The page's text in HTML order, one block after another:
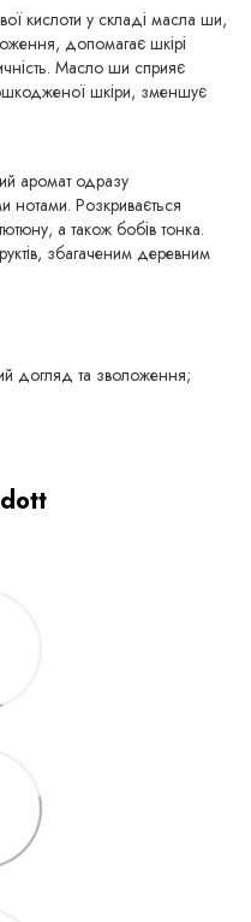
кислоти у складі масла ши,
допомагає шкірі
Масло ши сприяє
шкіри, зменшує
аромат одразу
нотами. Розкривається
а також бобів тонка.
збагаченим деревним
догляд та зволоження;